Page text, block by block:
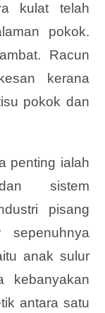
kulat telah
pokok.
Racun
kerana
pokok dan
penting ialah
sistem
pisang
sepenuhnya
anak sulur
kebanyakan
antara satu